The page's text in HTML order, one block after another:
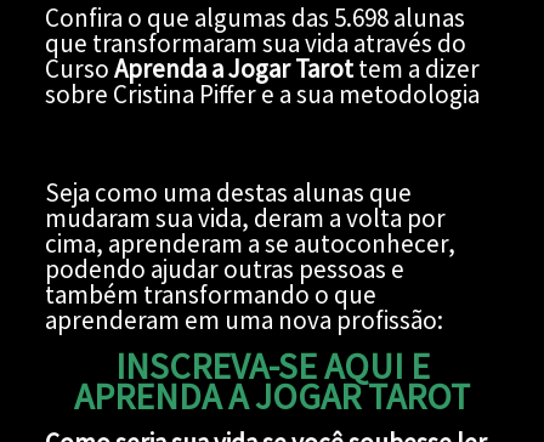
Confira o que algumas das 5.698 alunas
que transformaram sua vida através do
CursoAprenda a Jogar Tarottem a dizer
sobre Cristina Piffer e a sua metodologia
Seja como uma destas alunas que
mudaram sua vida, deram a volta por
cima, aprenderam a se autoconhecer,
podendo ajudar outras pessoas e
também transformando o que
aprenderam em uma nova profissão:
INSCREVA-SE AQUI E
APRENDA A JOGAR TAROT